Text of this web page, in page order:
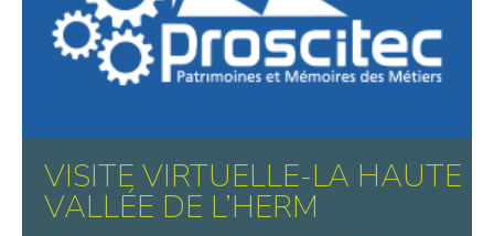
VISITE VIRTUELLE-LA HAUTE
VALLÉE DE L’HERM